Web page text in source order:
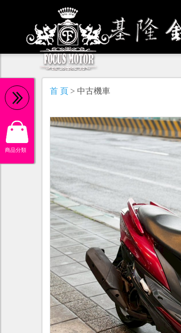
商品分類
首 頁 > 中古機車